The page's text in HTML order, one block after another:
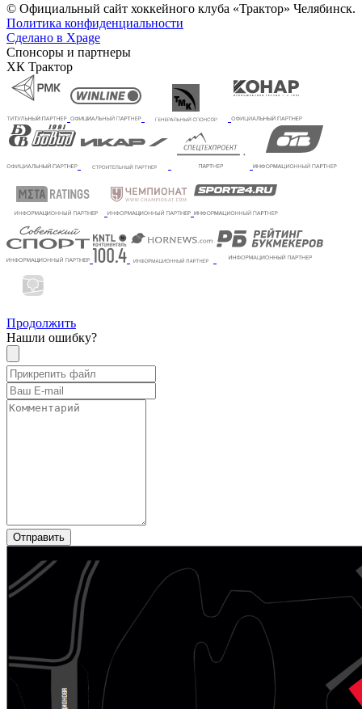
© Официальный сайт хоккейного клуба «Трактор» Челябинск.
Политика конфиденциальности
Сделано в Xpage
Спонсоры и партнеры
ХК Трактор
Продолжить
Нашли ошибку?